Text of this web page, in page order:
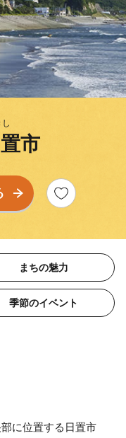
市
まちの魅力
季節のイベント
に位置する日置市